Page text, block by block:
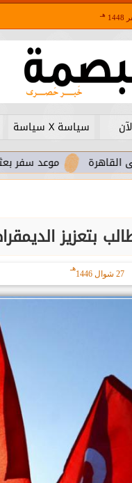
هـ
سياسة X سياسة
موعد سفر بعثة الأهلي
بتعزيز
27 شوال 1446
هـ